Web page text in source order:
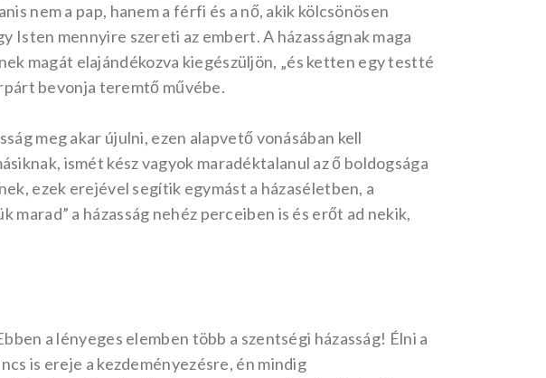
nem a pap, hanem a férfi és a nő, akik kölcsönösen
Isten mennyire szereti az embert. A házasságnak maga
magát elajándékozva kiegészüljön, „és ketten egy testté
bevonja teremtő művébe.
meg akar újulni, ezen alapvető vonásában kell
ismét kész vagyok maradéktalanul az ő boldogsága
ezek erejével segítik egymást a házaséletben, a
a házasság nehéz perceiben is és erőt ad nekik,
a lényeges elemben több a szentségi házasság! Élni a
is ereje a kezdeményezésre, én mindig